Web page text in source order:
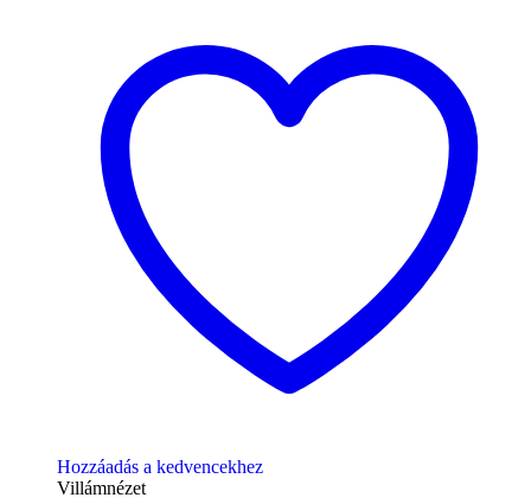
Hozzáadás a kedvencekhez
Villámnézet